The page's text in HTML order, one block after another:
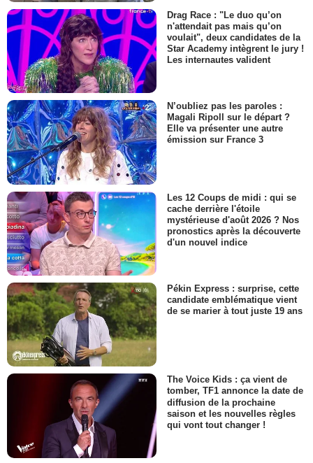
Drag Race : "Le duo qu’on
n'attendait pas mais qu’on
voulait", deux candidates de la
Star Academy intègrent le jury !
Les internautes valident
N’oubliez pas les paroles :
Magali Ripoll sur le départ ?
Elle va présenter une autre
émission sur France 3
Les 12 Coups de midi : qui se
cache derrière l'étoile
mystérieuse d'août 2026 ? Nos
pronostics après la découverte
d'un nouvel indice
Pékin Express : surprise, cette
candidate emblématique vient
de se marier à tout juste 19 ans
The Voice Kids : ça vient de
tomber, TF1 annonce la date de
diffusion de la prochaine
saison et les nouvelles règles
qui vont tout changer !